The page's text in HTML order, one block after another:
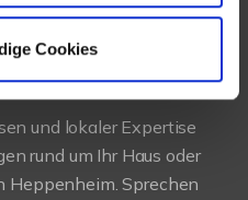
Cookies
in Heppenheim
und bei der Vermietung
und lokaler Expertise
rund um Ihr Haus oder
Heppenheim. Sprechen